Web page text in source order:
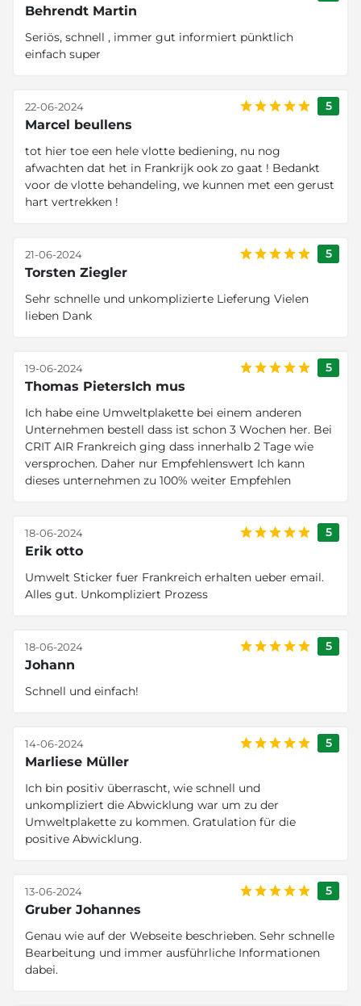
Behrendt Martin
Seriös, schnell , immer gut informiert pünktlich
einfach super
5
Marcel beullens
22-06-2024
tot hier toe een hele vlotte bediening, nu nog
afwachten dat het in Frankrijk ook zo gaat ! Bedankt
voor de vlotte behandeling, we kunnen met een gerust
hart vertrekken !
5
Torsten Ziegler
21-06-2024
Sehr schnelle und unkomplizierte Lieferung Vielen
lieben Dank
5
Thomas PietersIch mus
19-06-2024
Ich habe eine Umweltplakette bei einem anderen
Unternehmen bestell dass ist schon 3 Wochen her. Bei
CRIT AIR Frankreich ging dass innerhalb 2 Tage wie
versprochen. Daher nur Empfehlenswert Ich kann
dieses unternehmen zu 100% weiter Empfehlen
5
Erik otto
18-06-2024
Umwelt Sticker fuer Frankreich erhalten ueber email.
Alles gut. Unkompliziert Prozess
5
Johann
18-06-2024
Schnell und einfach!
5
Marliese Müller
14-06-2024
Ich bin positiv überrascht, wie schnell und
unkompliziert die Abwicklung war um zu der
Umweltplakette zu kommen. Gratulation für die
positive Abwicklung.
5
Gruber Johannes
13-06-2024
Genau wie auf der Webseite beschrieben. Sehr schnelle
Bearbeitung und immer ausführliche Informationen
dabei.